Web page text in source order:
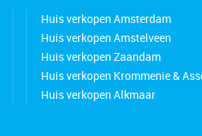
Huis verkopen Amsterdam
Huis verkopen Amstelveen
Huis verkopen Zaandam
Huis verkopen Krommenie &
Huis verkopen Alkmaar